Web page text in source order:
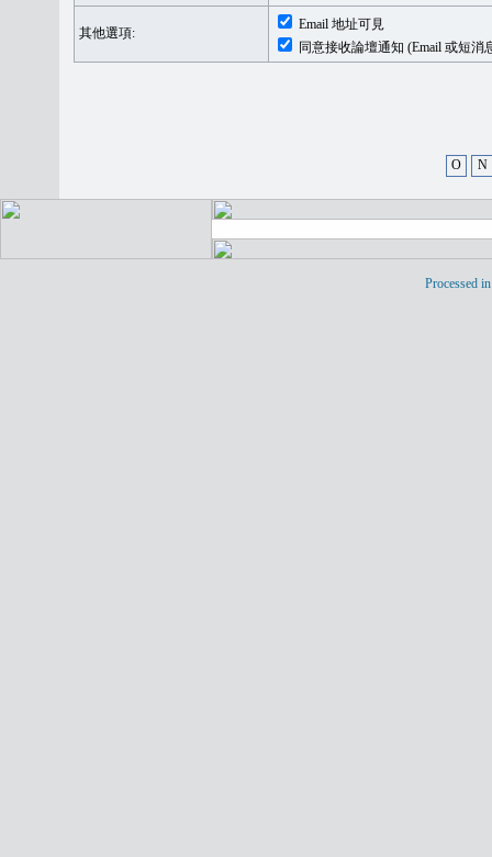
其他選項:
Email 地址可見
同意接收論壇通知 (Email 或短消
O N
Processed